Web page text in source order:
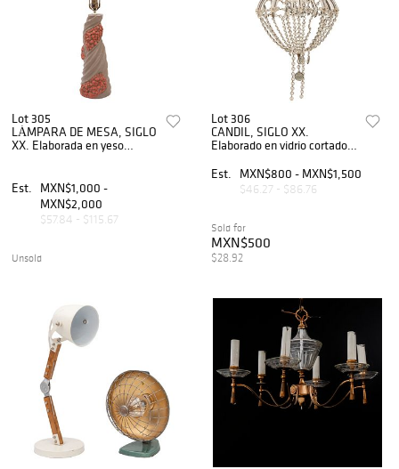
Lot 305
LÁMPARA DE MESA, SIGLO
XX. Elaborada en yeso
elementos florales. Sin
pantalla.
Est.
MXN$1,000 -
MXN$2,000
$57.84 - $115.67
Unsold
Lot 306
CANDIL, SIGLO XX.
Elaborado en vidrio cortado.
manera de gotas. Diseño
abombado.
Est. MXN$800 - MXN$1,500
$46.27 - $86.76
Sold for
MXN$500
$28.92